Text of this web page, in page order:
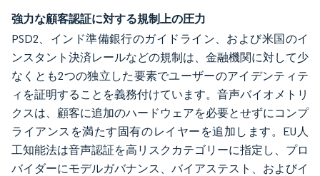
強力な顧客認証に対する規制上の圧力
PSD2、インド準備銀行のガイドライン、および米国のイ
ンスタント決済レールなどの規制は、金融機関に対して少
なくとも2つの独立した要素でユーザーのアイデンティテ
ィを証明することを義務付けています。音声バイオメトリ
クスは、顧客に追加のハードウェアを必要とせずにコンプ
ライアンスを満たす固有のレイヤーを追加します。EU人
工知能法は音声認証を高リスクカテゴリーに指定し、プロ
バイダーにモデルガバナンス、バイアステスト、およびイ